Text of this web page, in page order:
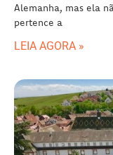
Alemanha, mas ela
pertence a
LEIA AGORA »